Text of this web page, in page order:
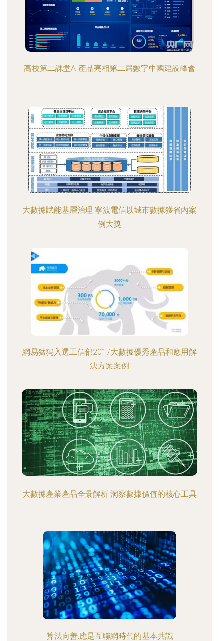
高校第二課堂AI產品亮相第二屆數字中國建設峰會
大數據賦能基層治理 寧波電信以城市數據獲省內案
例大獎
網易猛犸入選工信部2017大數據優秀產品和應用解
決方案案例
大數據產業產品全景解析 洞察數據價值的核心工具
算法向善,應是互聯網時代的基本共識